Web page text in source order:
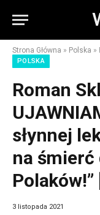
Strona Główna » Polska »
POLSKA
Roman
słynnej
na
Polaków!”
3 listopada 2021